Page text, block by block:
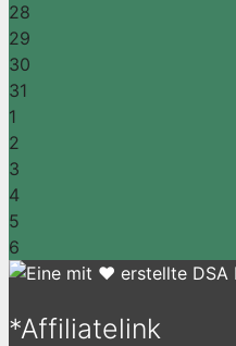
28
29
30
31
1
2
3
4
5
6
*Affiliatelink